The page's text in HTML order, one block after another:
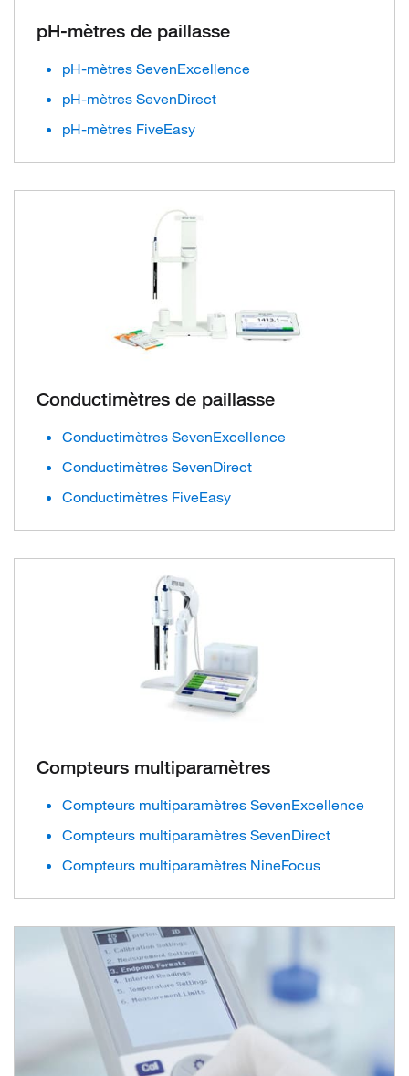
pH-mètres de paillasse
pH-mètres SevenExcellence
pH-mètres SevenDirect
pH-mètres FiveEasy
Conductimètres de paillasse
Conductimètres SevenExcellence
Conductimètres SevenDirect
Conductimètres FiveEasy
Compteurs multiparamètres
Compteurs multiparamètres SevenExcellence
Compteurs multiparamètres SevenDirect
Compteurs multiparamètres NineFocus